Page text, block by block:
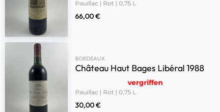
Pauillac | Rot | 0,75 L
66,00€
BORDEAUX
Château Haut Bages Libéral 1988
vergriffen
Pauillac | Rot | 0,75 L
30,00€